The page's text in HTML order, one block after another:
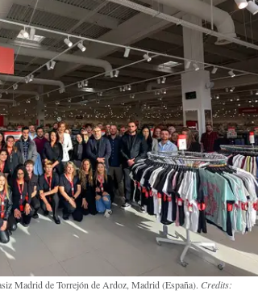
Madrid de Torrejón de Ardoz, Madrid (España). Credits: